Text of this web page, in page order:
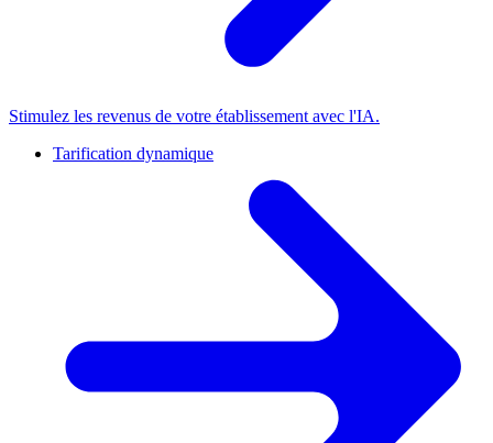
Stimulez les revenus de votre établissement avec l'IA.
Tarification dynamique